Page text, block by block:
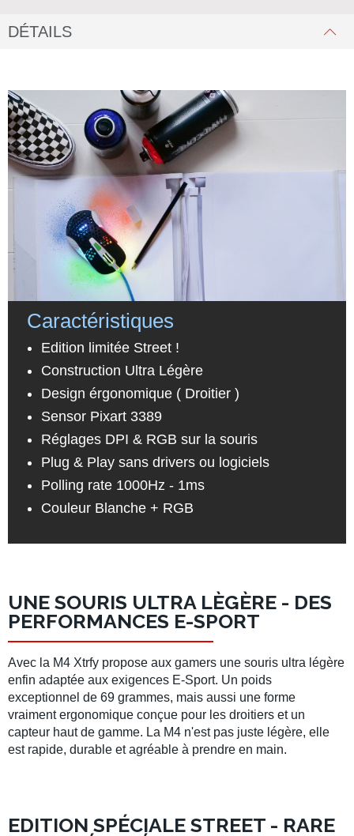
DÉTAILS
Caractéristiques
Edition limitée Street !
Construction Ultra Légère
Design érgonomique ( Droitier )
Sensor Pixart 3389
Réglages DPI & RGB sur la souris
Plug & Play sans drivers ou logiciels
Polling rate 1000Hz - 1ms
Couleur Blanche + RGB
UNE SOURIS ULTRA LÈGÈRE - DES
PERFORMANCES E-SPORT
Avec la M4 Xtrfy propose aux gamers une souris ultra légère
enfin adaptée aux exigences E-Sport. Un poids
exceptionnel de 69 grammes, mais aussi une forme
vraiment ergonomique conçue pour les droitiers et un
capteur haut de gamme. La M4 n'est pas juste légère, elle
est rapide, durable et agréable à prendre en main.
EDITION SPÉCIALE STREET - RARE